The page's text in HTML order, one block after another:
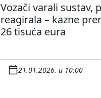
Vozači varali sustav,
reagirala – kazne
26 tisuća eura
21.01.2026. u 10:00